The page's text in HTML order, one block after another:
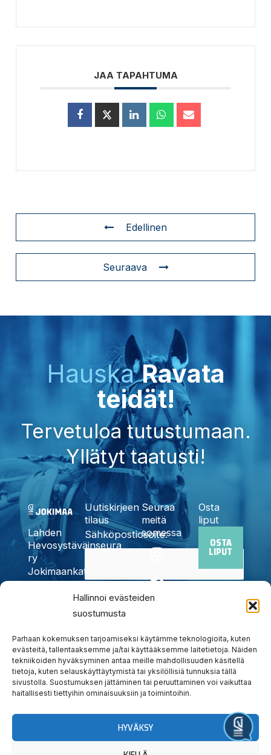
Hallinnoi evästeiden
suostumusta
Parhaan kokemuksen tarjoamiseksi käytämme teknologioita, kuten
evästeitä, tallentaaksemme ja/tai käyttääksemme laitetietoja. Näiden
tekniikoiden hyväksyminen antaa meille mahdollisuuden käsitellä
tietoja, kuten selauskäyttäytymistä tai yksilöllisiä tunnuksia tällä
sivustolla. Suostumuksen jättäminen tai peruuttaminen voi vaikuttaa
haitallisesti tiettyihin ominaisuuksiin ja toimintoihin.
HYVÄKSY
JAA TAPAHTUMA
Edellinen
Seuraava
HauskaRavata
teidät!
Tervetuloa tutustumaan.
Yllätyt taatusti!
Lahden
Hevosystäväinseura
ry
Jokimaankatu
6, 15700
6440
info@jokimaanravit.fi
Toimisto
avoinna
arkisin
Uutiskirjeen
tilaus
Sähköpostiosoite:
Kyllä,
tilaan
Seuraa
meitä
somessa
I
s
r
a
m
F
c
o
k
X
t
t
e
r
Y
u
e
T
k
Osta
liput
OSTA
LIPUT